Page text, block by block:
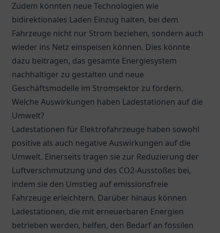
Zudem könnten neue Technologien wie
bidirektionales Laden Einzug halten, bei dem
Fahrzeuge nicht nur Strom beziehen, sondern auch
wieder ins Netz einspeisen können. Dies könnte
dazu beitragen, das gesamte Energiesystem
nachhaltiger zu gestalten und neue
Geschäftsmodelle im Stromsektor zu fördern.
Welche Auswirkungen haben Ladestationen auf die
Umwelt?
Ladestationen für Elektrofahrzeuge haben sowohl
positive als auch negative Auswirkungen auf die
Umwelt. Einerseits tragen sie zur Reduzierung der
Luftverschmutzung und des CO2-Ausstoßes bei,
indem sie den Umstieg auf emissionsfreie
Fahrzeuge erleichtern. Darüber hinaus können
Ladestationen, die mit erneuerbaren Energien
betrieben werden, helfen, den Bedarf an fossilen